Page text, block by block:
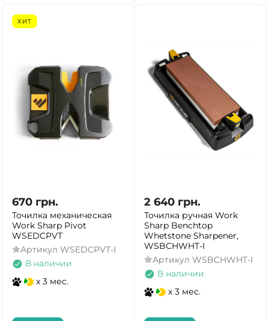
ХИТ
670 грн.
Точилка механическая
Work Sharp Pivot
WSEDCPVT
Артикул WSEDCPVT-I
В наличии
x 3 мес.
2 640 грн.
Точилка ручная Work
Sharp Benchtop
Whetstone Sharpener,
WSBCHWHT-I
Артикул WSBCHWHT-I
В наличии
x 3 мес.